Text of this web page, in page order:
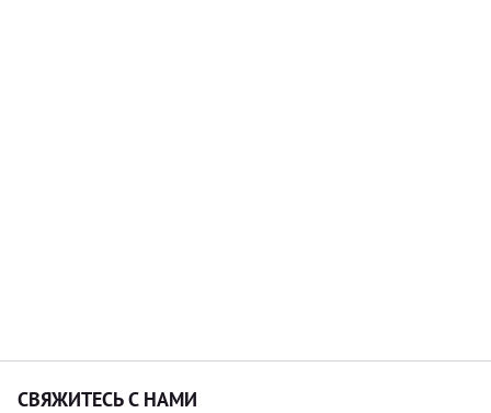
СВЯЖИТЕСЬ С НАМИ